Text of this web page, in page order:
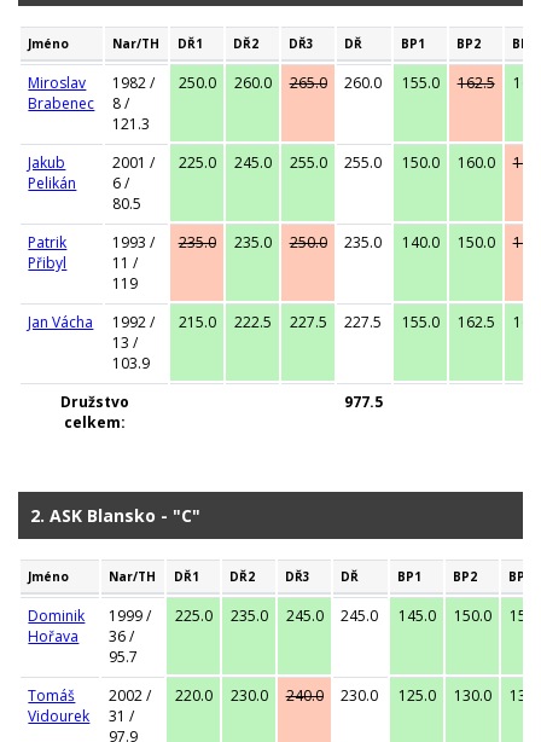
Jméno Nar/TH DŘ1 DŘ2 DŘ3 DŘ BP1 BP2 BP3
Miroslav
Brabenec
1982 /
8 /
121.3
250.0 260.0 265.0 260.0 155.0 162.5
Jakub
Pelikán
2001 /
6 /
80.5
225.0 245.0 255.0 255.0 150.0 160.0
Patrik
Přibyl
1993 /
11 /
119
235.0 235.0 250.0 235.0 140.0 150.0
Jan Vácha
1992 /
13 /
103.9
215.0 222.5 227.5 227.5 155.0 162.5
Družstvo
celkem:
977.5
2. ASK Blansko - "C"
Jméno Nar/TH DŘ1 DŘ2 DŘ3 DŘ BP1 BP2 BP3
Dominik
Hořava
1999 /
36 /
95.7
225.0 235.0 245.0 245.0 145.0 150.0
Tomáš
Vidourek
2002 /
31 /
97.9
220.0 230.0 240.0 230.0 125.0 130.0